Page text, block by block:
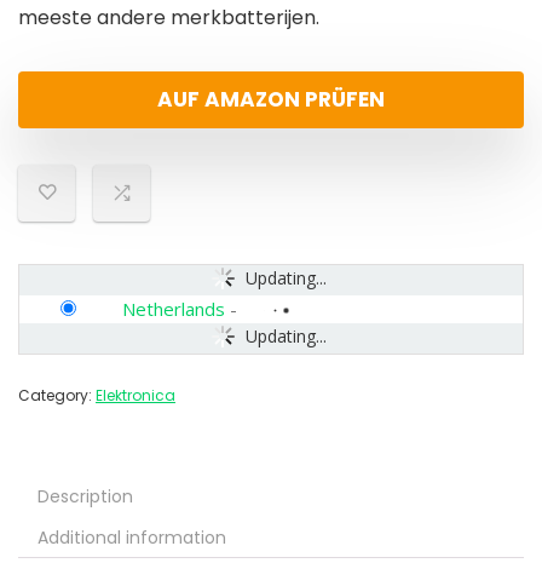
meeste andere merkbatterijen.
AUF AMAZON PRÜFEN
Updating...
Updating...
Netherlands -
Category: Elektronica
Description
Additional information